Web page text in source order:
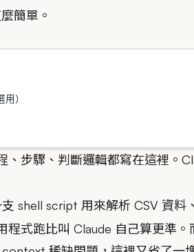
簡單。
）
步驟、判斷邏輯都寫在這裡。
shell script 用來解析 CSV 資料
式跑比叫 Claude 自己算更準